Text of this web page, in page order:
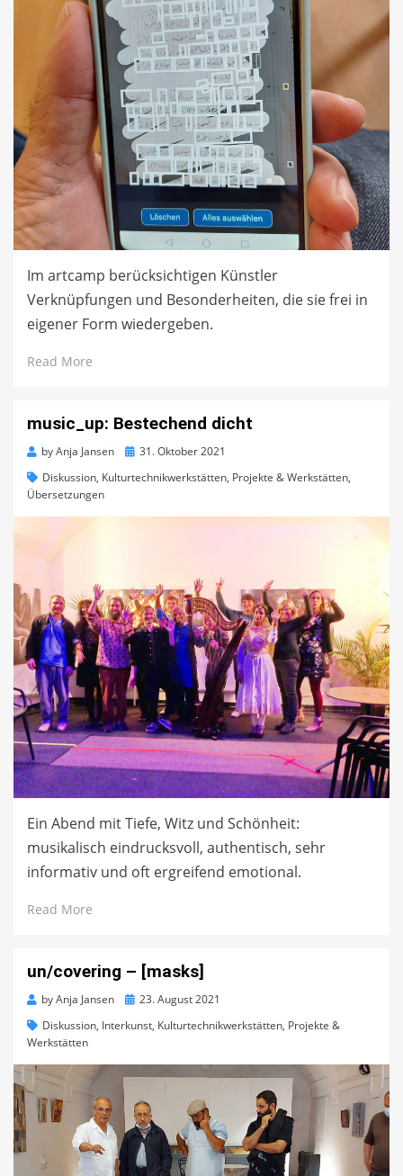
Im artcamp berücksichtigen Künstler
Verknüpfungen und Besonderheiten, die sie frei in
eigener Form wiedergeben.
Read More
music_up: Bestechend dicht
byAnja Jansen
Posted
31. Oktober 2021
Diskussion, Kulturtechnikwerkstätten, Projekte & Werkstätten,
Übersetzungen
Ein Abend mit Tiefe, Witz und Schönheit:
musikalisch eindrucksvoll, authentisch, sehr
informativ und oft ergreifend emotional.
Read More
un/covering – [masks]
byAnja Jansen
Posted
23. August 2021
Diskussion, Interkunst, Kulturtechnikwerkstätten, Projekte &
Werkstätten